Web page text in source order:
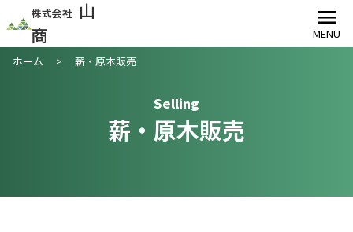
株式会社
山
商
menu
MENU
ホーム
> 薪・原木販売
Selling
薪・原木販売